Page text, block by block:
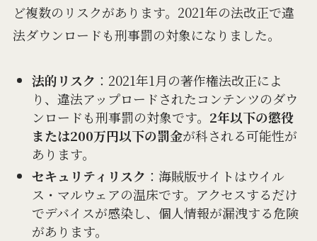
ど複数のリスクがあります。2021年の法改正で違
法ダウンロードも刑事罰の対象になりました。
法的リスク ：2021年1月の著作権法改正によ
り、違法アップロードされたコンテンツのダウ
ンロードも刑事罰の対象です。 2年以下の懲役
または200万円以下の罰金が科される可能性が
あります。
セキュリティリスク ：海賊版サイトはウイル
ス・マルウェアの温床です。アクセスするだけ
でデバイスが感染し、個人情報が漏洩する危険
があります。